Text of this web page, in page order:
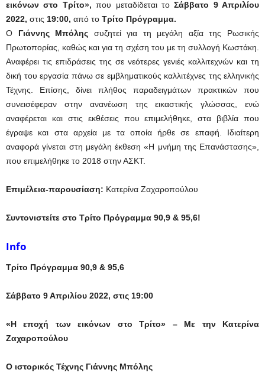
εικόνων στο Τρίτο»,που μεταδίδεται τοΣάββατο 9 Απριλίου
2022, στις 19:00, από το Τρίτο Πρόγραμμα.
Ο Γιάννης Μπόλης συζητεί για τη μεγάλη αξία της Ρωσικής
Πρωτοπορίας, καθώς και για τη σχέση του με τη συλλογή Κωστάκη.
Αναφέρει τις επιδράσεις της σε νεότερες γενιές καλλιτεχνών και τη
δική του εργασία πάνω σε εμβληματικούς καλλιτέχνες της ελληνικής
Τέχνης. Επίσης, δίνει πλήθος παραδειγμάτων πρακτικών που
συνεισέφεραν στην ανανέωση της εικαστικής γλώσσας, ενώ
αναφέρεται και στις εκθέσεις που επιμελήθηκε, στα βιβλία που
έγραψε και στα αρχεία με τα οποία ήρθε σε επαφή. Ιδιαίτερη
αναφορά γίνεται στη μεγάλη έκθεση «Η μνήμη της Επανάστασης»,
που επιμελήθηκε το 2018 στην ΑΣΚΤ.
Επιμέλεια-παρουσίαση: Κατερίνα Ζαχαροπούλου
Συντονιστείτε στο Τρίτο Πρόγραμμα 90,9 & 95,6!
Info
Τρίτο Πρόγραμμα 90,9 & 95,6
Σάββατο 9 Απριλίου 2022, στις 19:00
«Η εποχή των εικόνων στο Τρίτο» – Με την Κατερίνα
Ζαχαροπούλου
Ο ιστορικός Τέχνης Γιάννης Μπόλης